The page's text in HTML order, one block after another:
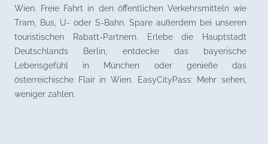
Wien. Freie Fahrt in den öffentlichen Verkehrsmitteln wie
Tram, Bus, U- oder S-Bahn. Spare außerdem bei unseren
touristischen Rabatt-Partnern. Erlebe die Hauptstadt
Deutschlands Berlin, entdecke das bayerische
Lebensgefühl in München oder genieße das
österreichische Flair in Wien. EasyCityPass: Mehr sehen,
weniger zahlen.